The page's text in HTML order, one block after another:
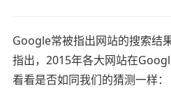
Google常被指出网站的搜索结
指出，2015年各大网站在
看看是否如同我们的猜测一样：